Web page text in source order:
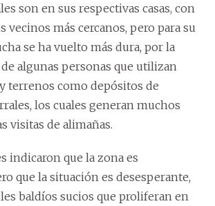
son en sus respectivas casas, con
vecinos más cercanos, pero para su
se ha vuelto más dura, por la
algunas personas que utilizan
terrenos como depósitos de
los cuales generan muchos
visitas de alimañas.
indicaron que la zona es
que la situación es desesperante,
baldíos sucios que proliferan en